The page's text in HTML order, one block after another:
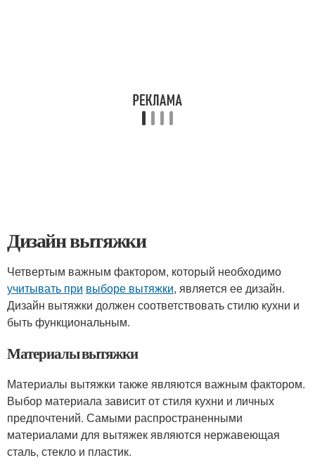
Дизайн вытяжки
Четвертым важным фактором, который необходимо
учитывать при выборе вытяжки, является ее дизайн.
Дизайн вытяжки должен соответствовать стилю кухни и
быть функциональным.
Материалы вытяжки
Материалы вытяжки также являются важным фактором.
Выбор материала зависит от стиля кухни и личных
предпочтений. Самыми распространенными
материалами для вытяжек являются нержавеющая
сталь, стекло и пластик.